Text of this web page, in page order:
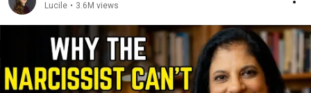
Lucile • 3.6M views